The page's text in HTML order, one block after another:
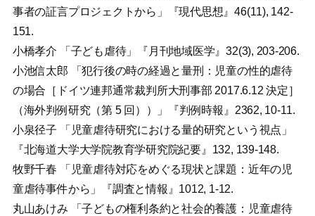
事者の証言プロジェクトから」『現代思想』46(11), 142-
151.
小橋孝介 「子ども虐待」『月刊地域医学』32(3), 203-206.
小池信太郎 「犯行後の時の経過と量刑：児童の性的虐待
の場合［ドイツ連邦通常裁判所大刑事部 2017.6.12 決定］
（海外判例研究（第 5 回））」『判例時報』2362, 10-11.
小泉径子 「児童虐待研究における量的研究という視点」
『北海道大学大学院教育学研究院紀要』132, 139-148.
牧野千春 「児童虐待対応をめぐる現状と課題：近年の児
童虐待事件から」『調査と情報』1012, 1-12.
丸山あけみ 「子どもの権利条約と社会的養護：児童虐待